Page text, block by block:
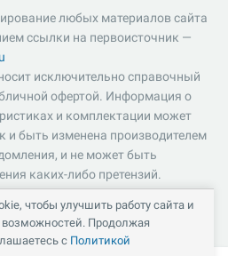
любых материалов сайта
ссылки на первоисточник —
исключительно справочный
офертой. Информация о
и комплектации может
и быть изменена производителем
и не может быть
каких-либо претензий.
для вас характеристики
товаров. Все цены указаны в
в себя НДС 22%.
чтобы улучшить работу сайта и
Продолжая
с Политикой